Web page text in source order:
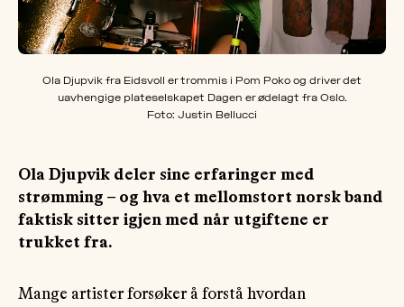
Ola Djupvik fra Eidsvoll er trommis i Pom Poko og driver det
uavhengige plateselskapet Dagen er ødelagt fra Oslo.
Foto: Justin Bellucci
Ola Djupvik deler sine erfaringer med
strømming – og hva et mellomstort norsk band
faktisk sitter igjen med når utgiftene er
trukket fra.
Mange artister forsøker å forstå hvordan